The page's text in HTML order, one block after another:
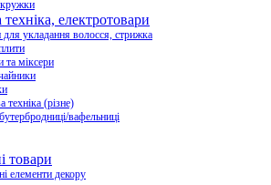
електротовари
укладання волосся, стрижка
та міксери
техніка (різне)
вафельниці
товари
елементи декору